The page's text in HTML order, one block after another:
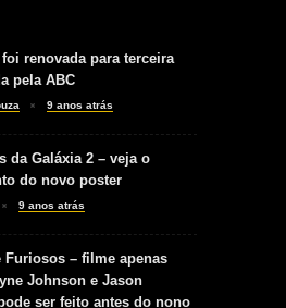
renovada para terceira
pela ABC
9 anos atrás
da Galáxia 2 – veja o
do novo poster
9 anos atrás
Furiosos – filme apenas
Johnson e Jason
ser feito antes do nono